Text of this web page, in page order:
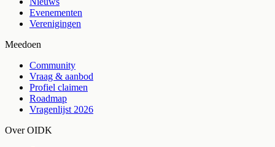
Evenementen
Verenigingen
Meedoen
Community
Vraag & aanbod
Profiel claimen
Roadmap
Vragenlijst 2026
Over OIDK